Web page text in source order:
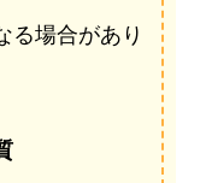
る場合があり